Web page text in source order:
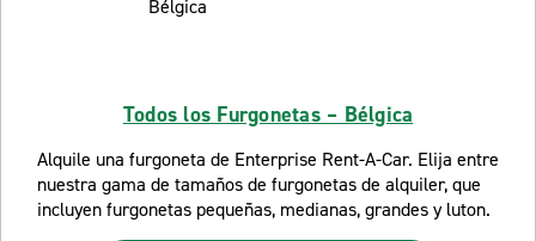
Todos los Furgonetas – Bélgica
Alquile una furgoneta de Enterprise Rent-A-Car. Elija entre
nuestra gama de tamaños de furgonetas de alquiler, que
incluyen furgonetas pequeñas, medianas, grandes y luton.